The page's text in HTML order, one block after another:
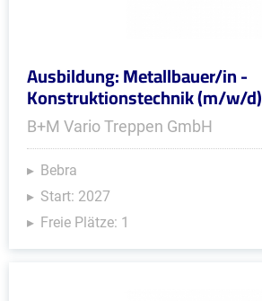
Ausbildung: Metallbauer/in -
Konstruktionstechnik (m/w/d)
B+M Vario Treppen GmbH
Bebra
Start: 2027
Freie Plätze: 1